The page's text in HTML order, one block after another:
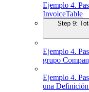
Ejemplo 4.
InvoiceTable
Step 9:
Ejemplo 4.
grupo
Ejemplo 4.
una